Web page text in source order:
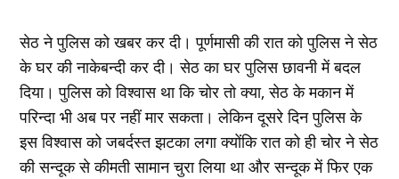
सेठ ने पुलिस को खबर कर दी। पूर्णमासी की रात को पुलिस ने सेठ
के घर की नाकेबन्दी कर दी। सेठ का घर पुलिस छावनी में बदल
दिया। पुलिस को विश्वास था कि चोर तो क्या, सेठ के मकान में
परिन्दा भी अब पर नहीं मार सकता। लेकिन दूसरे दिन पुलिस के
इस विश्वास को जबर्दस्त झटका लगा क्योंकि रात को ही चोर ने सेठ
की सन्दूक से कीमती सामान चुरा लिया था और सन्दूक में फिर एक